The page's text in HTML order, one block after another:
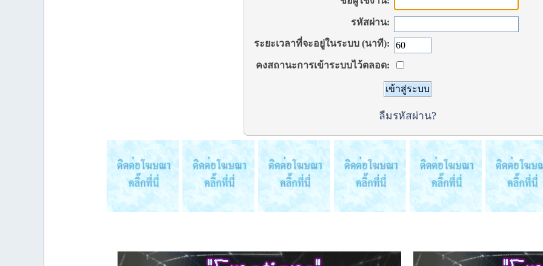
รหัสผ่าน:
ระยะเวลาที่จะอยู่ในระบบ (นาที):
คงสถานะการเข้าระบบไว้ตลอด:
ลืมรหัสผ่าน?